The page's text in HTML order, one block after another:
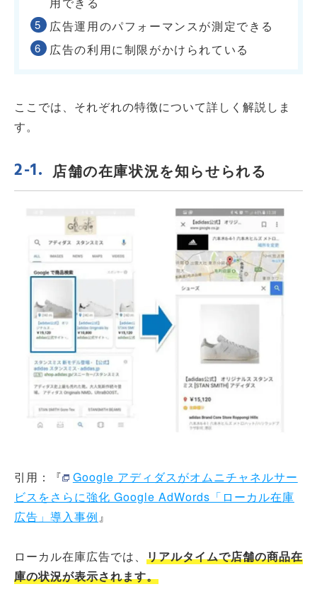
広告運用のパフォーマンスが測定できる
広告の利用に制限がかけられている
ここでは、それぞれの特徴について詳しく解説しま
す。
店舗の在庫状況を知らせられる
引用：『
Google アディダスがオムニチャネルサー
ビスをさらに強化 Google AdWords「ローカル在庫
広告」導入事例』
ローカル在庫広告では、 リアルタイムで店舗の商品在
庫の状況が表示されます。